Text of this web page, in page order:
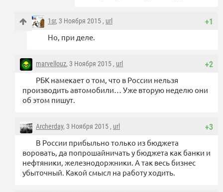
+1
1sr, 3 Ноября 2015 , url
Но, при деле.
+2
marvellouz, 3 Ноября 2015 , url
РБК намекает о том, что в России нельзя
производить автомобили… Уже вторую неделю они
об этом пишут.
+3
Archerday, 3 Ноября 2015 , url
В России прибыльно только из бюджета
воровать, да попрошайничать у бюджета как банки и
нефтяники, железнодоржники. А так весь бизнес
убыточный. Какой смысл на работу ходить.